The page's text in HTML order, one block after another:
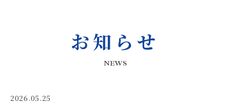
お知らせ
NEWS
2026.05.25